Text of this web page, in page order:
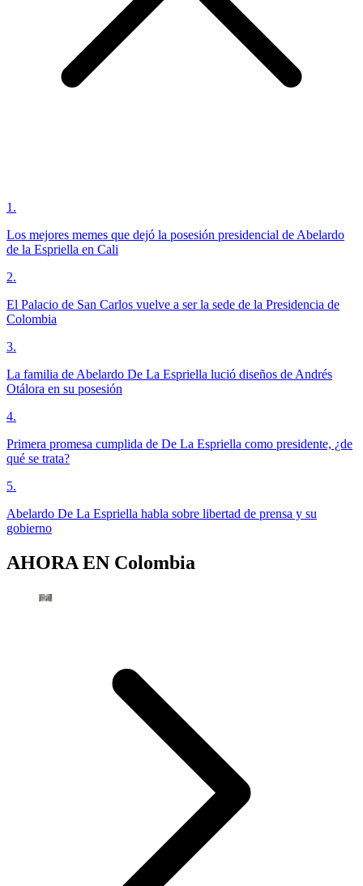
1 .
Los mejores memes que dejó la posesión presidencial de Abelardo
de la Espriella en Cali
2.
El Palacio de San Carlos vuelve a ser la sede de la Presidencia de
Colombia
3.
La familia de Abelardo De La Espriella lució diseños de Andrés
Otálora en su posesión
4.
Primera promesa cumplida de De La Espriella como presidente, ¿de
qué se trata?
5.
Abelardo De La Espriella habla sobre libertad de prensa y su
gobierno
AHORA EN Colombia